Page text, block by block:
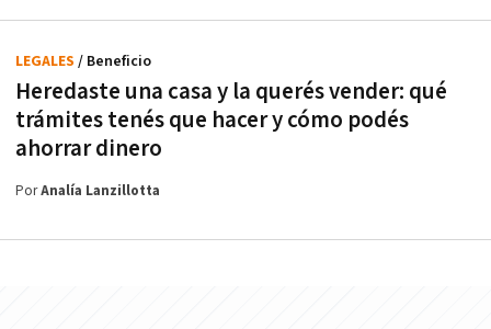
Heredaste una casa y la querés vender: qué
trámites tenés que hacer y cómo podés
ahorrar dinero
LEGALES / Beneficio
PorAnalía Lanzillotta